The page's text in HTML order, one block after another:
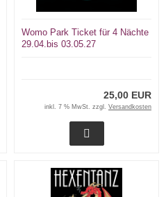
Womo Park Ticket für 4 Nächte
29.04.bis 03.05.27
25,00 EUR
inkl. 7 % MwSt. zzgl. Versandkosten